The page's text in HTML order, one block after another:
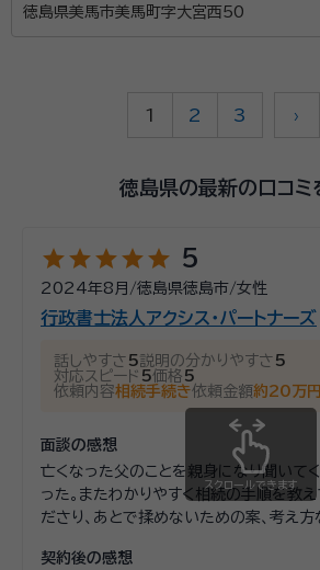
徳島県美馬市美馬町字大宮西50
1 2 3 ›
徳島県の最新の口コミ
starstarstarstarstar 5
2024年8月 /徳島県徳島市/女性
行政書士法人アクシス・パートナーズ
話しやすさ 5説明の分かりやすさ 5
対応スピード 5価格 5
依頼内容相続手続き依頼金額約20万円
面談の感想
亡くなった父のことを親身になり聞いて
った。またわかりやすく相続の手順を教え
ださり、あとで揉めないための案、考え方
契約後の感想
スクロールできます